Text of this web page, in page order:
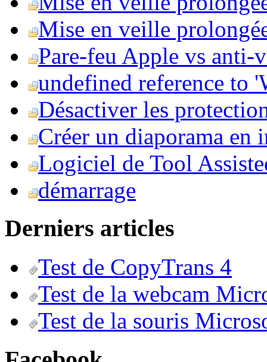
Mise en veille
Pare-feu Apple vs anti-
undefined reference to
Désactiver les
Créer un diaporama en
Logiciel de Tool
démarrage
Derniers articles
Test de CopyTrans 4
Test de la webcam
Test de la souris